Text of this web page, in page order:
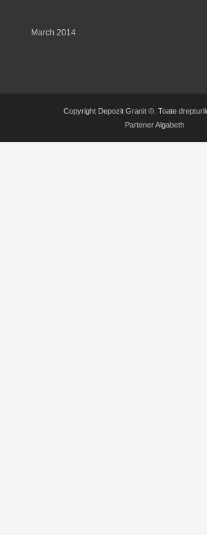
March 2014
Copyright Depozit Granit ©. Toate
PartenerAlgabeth